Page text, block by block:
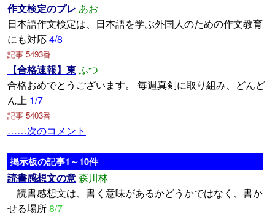
作文検定のプレ あお
日本語作文検定は、日本語を学ぶ外国人のための作文教育
にも対応4/8
記事 5493番
【合格速報】東ふつ
合格おめでとうございます。 毎週真剣に取り組み、どんど
ん上 1/7
記事 5403番
……次のコメント
掲示板の記事1～10件
読書感想文の意森川林
読書感想文は、書く意味があるかどうかではなく、書か
せる場所8/7